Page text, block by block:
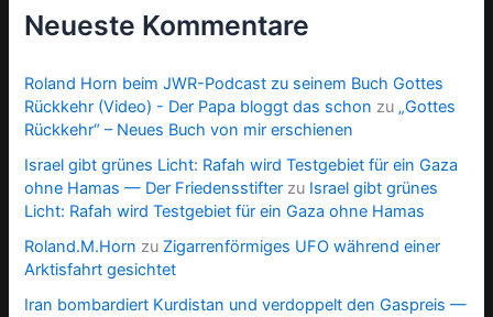
Neueste Kommentare
Roland Horn beim JWR-Podcast zu seinem Buch Gottes
Rückkehr (Video) - Der Papa bloggt das schon zu „Gottes
Rückkehr“ – Neues Buch von mir erschienen
Israel gibt grünes Licht: Rafah wird Testgebiet für ein Gaza
ohne Hamas — Der Friedensstifter zu Israel gibt grünes
Licht: Rafah wird Testgebiet für ein Gaza ohne Hamas
Roland.M.Horn zu Zigarrenförmiges UFO während einer
Arktisfahrt gesichtet
Iran bombardiert Kurdistan und verdoppelt den Gaspreis —